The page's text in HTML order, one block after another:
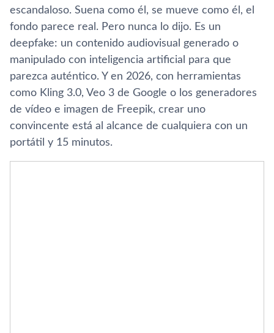
escandaloso. Suena como él, se mueve como él, el
fondo parece real. Pero nunca lo dijo. Es un
deepfake: un contenido audiovisual generado o
manipulado con inteligencia artificial para que
parezca auténtico. Y en 2026, con herramientas
como Kling 3.0, Veo 3 de Google o los generadores
de vídeo e imagen de Freepik, crear uno
convincente está al alcance de cualquiera con un
portátil y 15 minutos.